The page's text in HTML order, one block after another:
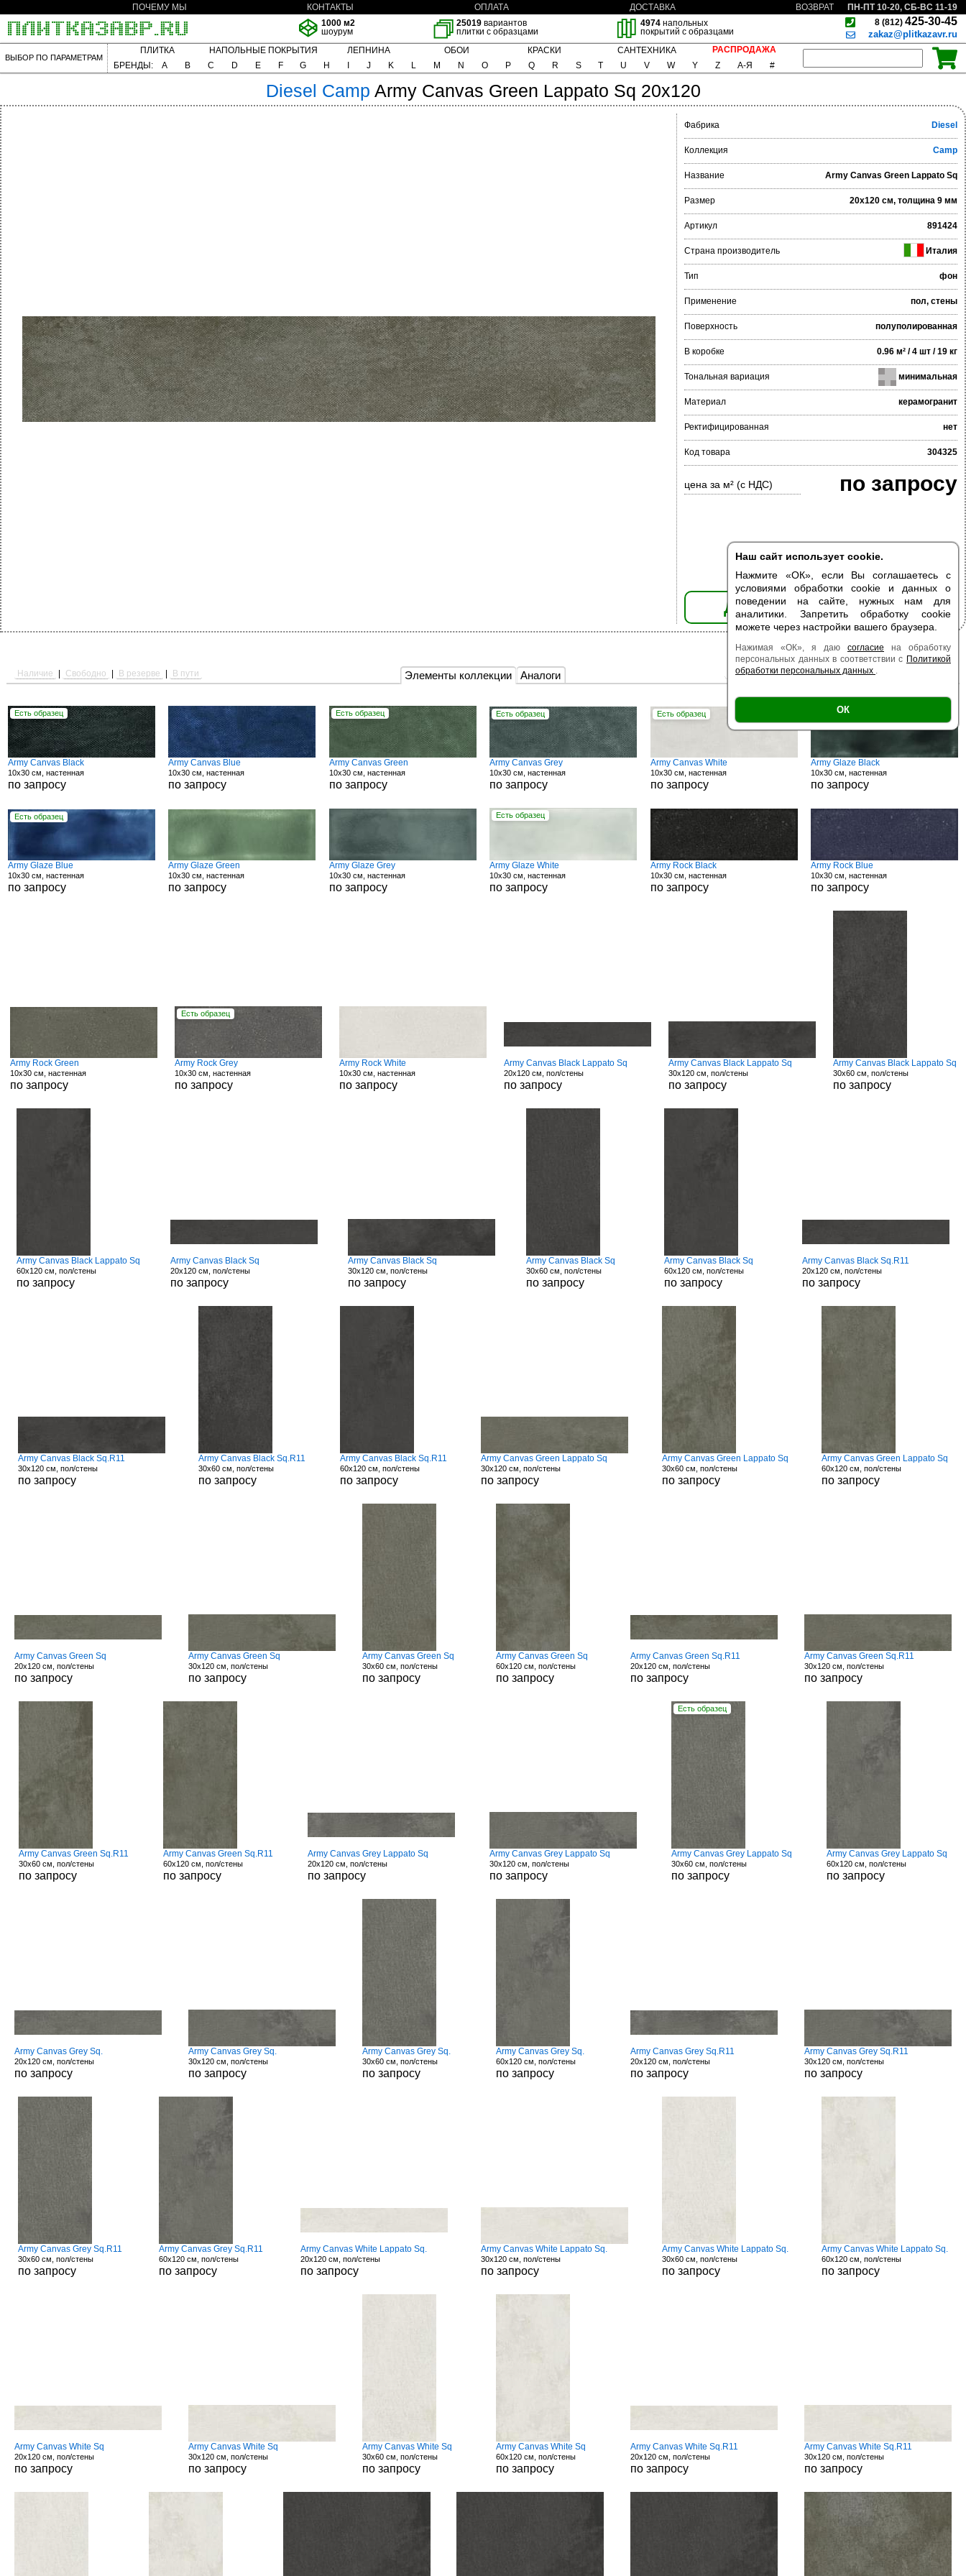
Наш сайт использует cookie.
Нажмите «ОК», если Вы соглашаетесь с
условиями обработки cookie и данных о
поведении на сайте, нужных нам для
аналитики. Запретить обработку cookie
можете через настройки вашего браузера.
Нажимая «ОК», я даю согласие на обработку
персональных данных в соответствии с Политикой
обработки персональных данных .
ОК
ПОЧЕМУ МЫ КОНТАКТЫ ОПЛАТА ДОСТАВКА ВОЗВРАТ
ПН-ПТ 10-20, СБ-ВС 11-19
1000 м2
шоурум
25019 вариантов
плитки с образцами
4974напольных
покрытий с образцами
8 (812) 425-30-45
zakaz@plitkazavr.ru
ВЫБОР ПО ПАРАМЕТРАМ
ПЛИТКА НАПОЛЬНЫЕ ПОКРЫТИЯ ЛЕПНИНА ОБОИ КРАСКИ САНТЕХНИКА
РАСПРОДАЖА
БРЕНДЫ:
A B C D E F G H J K L M N O P Q R S T U V W Y Z А-Я #
Diesel Camp Army Canvas Green Lappato Sq 20x120
Фабрика Diesel
Коллекция Camp
Название Army Canvas Green Lappato Sq
Размер 20x120 см, толщина 9 мм
Артикул 891424
Страна производитель Италия
Тип фон
Применение пол, стены
Поверхность полуполированная
В коробке 0.96 м² / 4 шт / 19 кг
Тональная вариация минимальная
Материал керамогранит
Ректифицированная нет
Код товара 304325
цена за м² (с НДС) по запросу
ДОБАВИТЬ В КОРЗИНУ
Элементы коллекции Аналоги
Наличие Свободно В резерве В пути Есть образец | Поверхность |
Есть образец
Army Canvas Black
10x30 см, настенная
по запросу
Army Canvas Blue
10x30 см, настенная
по запросу
Есть образец
Army Canvas Green
10x30 см, настенная
по запросу
Есть образец
Army Canvas Grey
10x30 см, настенная
по запросу
Есть образец
Army Canvas White
10x30 см, настенная
по запросу
Есть образец
Army Glaze Black
10x30 см, настенная
по запросу
Есть образец
Army Glaze Blue
10x30 см, настенная
по запросу
Army Glaze Green
10x30 см, настенная
по запросу
Army Glaze Grey
10x30 см, настенная
по запросу
Есть образец
Army Glaze White
10x30 см, настенная
по запросу
Army Rock Black
10x30 см, настенная
по запросу
Army Rock Blue
10x30 см, настенная
по запросу
Army Rock Green
10x30 см, настенная
по запросу
Есть образец
Army Rock Grey
10x30 см, настенная
по запросу
Army Rock White
10x30 см, настенная
по запросу
Army Canvas Black Lappato Sq
20x120 см, пол/стены
по запросу
Army Canvas Black Lappato Sq
30x120 см, пол/стены
по запросу
Army Canvas Black Lappato Sq
30x60 см, пол/стены
по запросу
Army Canvas Black Lappato Sq
60x120 см, пол/стены
по запросу
Army Canvas Black Sq
20x120 см, пол/стены
по запросу
Army Canvas Black Sq
30x120 см, пол/стены
по запросу
Army Canvas Black Sq
30x60 см, пол/стены
по запросу
Army Canvas Black Sq
60x120 см, пол/стены
по запросу
Army Canvas Black Sq.R11
20x120 см, пол/стены
по запросу
Army Canvas Black Sq.R11
30x120 см, пол/стены
по запросу
Army Canvas Black Sq.R11
30x60 см, пол/стены
по запросу
Army Canvas Black Sq.R11
60x120 см, пол/стены
по запросу
Army Canvas Green Lappato Sq
30x120 см, пол/стены
по запросу
Army Canvas Green Lappato Sq
30x60 см, пол/стены
по запросу
Army Canvas Green Lappato Sq
60x120 см, пол/стены
по запросу
Army Canvas Green Sq
20x120 см, пол/стены
по запросу
Army Canvas Green Sq
30x120 см, пол/стены
по запросу
Army Canvas Green Sq
30x60 см, пол/стены
по запросу
Army Canvas Green Sq
60x120 см, пол/стены
по запросу
Army Canvas Green Sq.R11
20x120 см, пол/стены
по запросу
Army Canvas Green Sq.R11
30x120 см, пол/стены
по запросу
Army Canvas Green Sq.R11
30x60 см, пол/стены
по запросу
Army Canvas Green Sq.R11
60x120 см, пол/стены
по запросу
Army Canvas Grey Lappato Sq
20x120 см, пол/стены
по запросу
Army Canvas Grey Lappato Sq
30x120 см, пол/стены
по запросу
Есть образец
Army Canvas Grey Lappato Sq
30x60 см, пол/стены
по запросу
Army Canvas Grey Lappato Sq
60x120 см, пол/стены
по запросу
Army Canvas Grey Sq.
20x120 см, пол/стены
по запросу
Army Canvas Grey Sq.
30x120 см, пол/стены
по запросу
Army Canvas Grey Sq.
30x60 см, пол/стены
по запросу
Army Canvas Grey Sq.
60x120 см, пол/стены
по запросу
Army Canvas Grey Sq.R11
20x120 см, пол/стены
по запросу
Army Canvas Grey Sq.R11
30x120 см, пол/стены
по запросу
Army Canvas Grey Sq.R11
30x60 см, пол/стены
по запросу
Army Canvas Grey Sq.R11
60x120 см, пол/стены
по запросу
Army Canvas White Lappato Sq.
20x120 см, пол/стены
по запросу
Army Canvas White Lappato Sq.
30x120 см, пол/стены
по запросу
Army Canvas White Lappato Sq.
30x60 см, пол/стены
по запросу
Army Canvas White Lappato Sq.
60x120 см, пол/стены
по запросу
Army Canvas White Sq
20x120 см, пол/стены
по запросу
Army Canvas White Sq
30x120 см, пол/стены
по запросу
Army Canvas White Sq
30x60 см, пол/стены
по запросу
Army Canvas White Sq
60x120 см, пол/стены
по запросу
Army Canvas White Sq.R11
20x120 см, пол/стены
по запросу
Army Canvas White Sq.R11
30x120 см, пол/стены
по запросу